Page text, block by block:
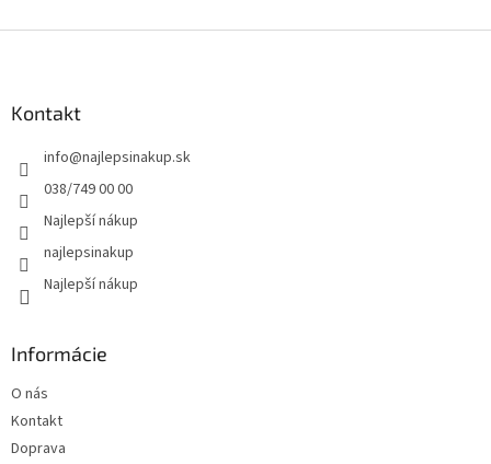
Kontakt
info@najlepsinakup.sk
038/749 00 00
Najlepší nákup
najlepsinakup
Najlepší nákup
Informácie
O nás
Kontakt
Doprava